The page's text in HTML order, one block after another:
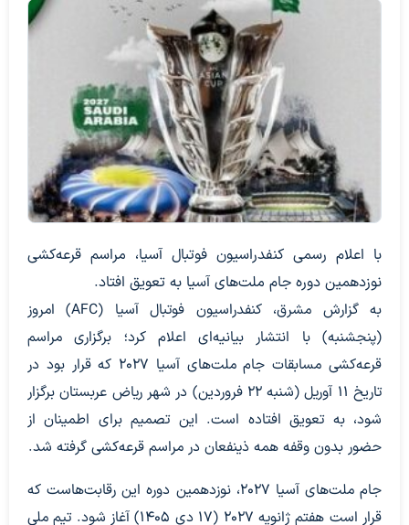
با اعلام رسمی کنفدراسیون فوتبال آسیا، مراسم قرعه‌کشی
نوزدهمین دوره جام ملت‌های آسیا به تعویق افتاد.
به گزارش مشرق، کنفدراسیون فوتبال آسیا (AFC) امروز
(پنجشنبه) با انتشار بیانیه‌ای اعلام کرد؛ برگزاری مراسم
قرعه‌کشی مسابقات جام ملت‌های آسیا ۲۰۲۷ که قرار بود در
تاریخ ۱۱ آوریل (شنبه ۲۲ فروردین) در شهر ریاض عربستان برگزار
شود، به تعویق افتاده است. این تصمیم برای اطمینان از
حضور بدون وقفه همه ذینفعان در مراسم قرعه‌کشی گرفته شد.
جام ملت‌های آسیا ۲۰۲۷، نوزدهمین دوره این رقابت‌هاست که
قرار است هفتم ژانویه ۲۰۲۷ (۱۷ دی ۱۴۰۵) آغاز شود. تیم ملی